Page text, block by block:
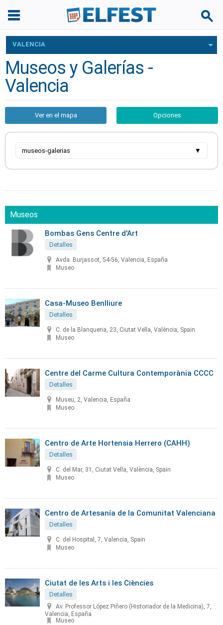
VALENCIA
Museos y Galerías -
Valencia
Ver en el mapa Opciones
museos-galerias ▼
Museos
Bombas Gens Centre d'Art
Detalles
Avda. Burjassot, 54-56, Valencia, España
Museo
Casa-Museo Benlliure
Detalles
C. de la Blanqueria, 23, Ciutat Vella, València, Spain
Museo
Centre del Carme Cultura Contemporània CCCC
Detalles
Museu, 2, Valencia, España
Museo
Centro de Arte Hortensia Herrero (CAHH)
Detalles
C. del Mar, 31, Ciutat Vella, València, Spain
Museo
Centro de Artesanía de la Comunitat Valenciana
Detalles
C. del Hospital, 7, Valencia, Spain
Museo
Ciutat de les Arts i les Ciències
Detalles
Av. Professor López Piñero (Historiador de la Medicina), 7,
Valencia, España
Museo